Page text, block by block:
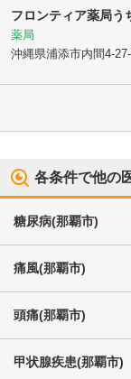
フロンティア薬局う
薬局
沖縄県浦添市内間4-
各条件で他の
糖尿病(那覇市)
痛風(那覇市)
頭痛(那覇市)
甲状腺疾患(那覇市)